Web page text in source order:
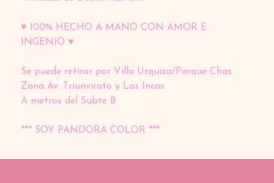
♥ 100% HECHO A MANO CON AMOR E
INGENIO ♥
Se puede retirar por Villa Urquiza/Parque Chas
Zona Av. Triunvirato y Los Incas
A metros del Subte B
*** SOY PANDORA COLOR ***